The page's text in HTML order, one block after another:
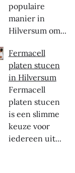
populaire
manier in
Hilversum om...
Fermacell
platen stucen
in Hilversum
Fermacell
platen stucen
is een slimme
keuze voor
iedereen uit...